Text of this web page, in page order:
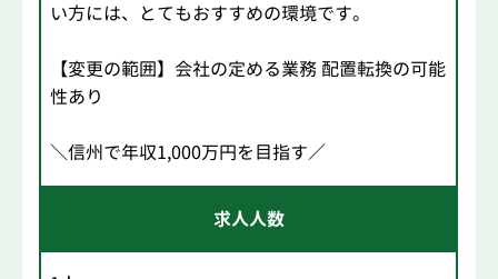
い方には、とてもおすすめの環境です。
【変更の範囲】会社の定める業務 配置転換の可能
性あり
＼信州で年収1,000万円を目指す／
求人人数